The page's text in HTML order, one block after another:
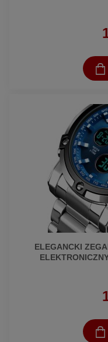
ELEGANCKI